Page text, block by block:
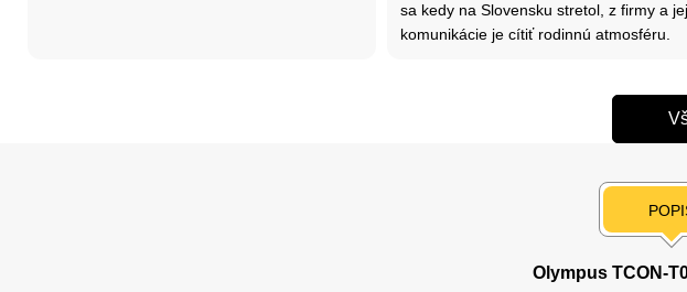
sa kedy na Slovensku stretol, z firmy a jej
komunikácie je cítiť rodinnú atmosféru.
Olympus TCON-